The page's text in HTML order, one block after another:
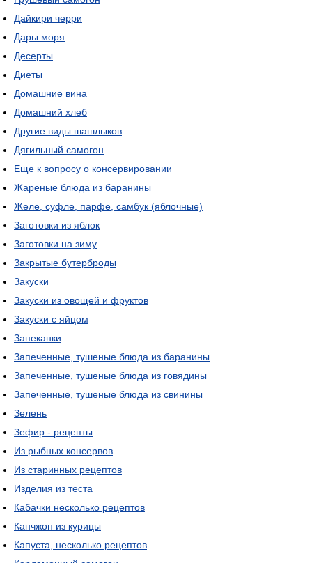
Дайкири черри
Дары моря
Десерты
Диеты
Домашние вина
Домашний хлеб
Другие виды шашлыков
Дягильный самогон
Еще к вопросу о консервировании
Жареные блюда из баранины
Желе, суфле, парфе, самбук (яблочные)
Заготовки из яблок
Заготовки на зиму
Закрытые бутерброды
Закуски
Закуски из овощей и фруктов
Закуски с яйцом
Запеканки
Запеченные, тушеные блюда из баранины
Запеченные, тушеные блюда из говядины
Запеченные, тушеные блюда из свинины
Зелень
Зефир - рецепты
Из рыбных консервов
Из старинных рецептов
Изделия из теста
Кабачки несколько рецептов
Канчжон из курицы
Капуста, несколько рецептов